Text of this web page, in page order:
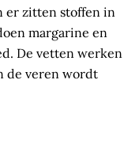
er zitten stoffen in
margarine en
De vetten werken
de veren wordt